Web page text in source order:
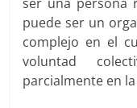
puede ser un
complejo en el
voluntad
parcialmente en la